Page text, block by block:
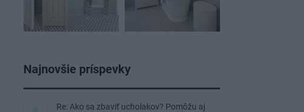
Najnovšie príspevky
Re: Ako sa zbaviť ucholakov? Pomôžu aj